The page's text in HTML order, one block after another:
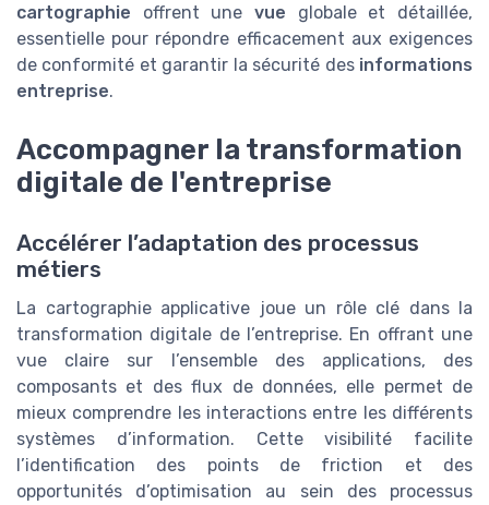
cartographie offrent une vue globale et détaillée,
essentielle pour répondre efficacement aux exigences
de conformité et garantir la sécurité des informations
entreprise.
Accompagner la transformation
digitale de l'entreprise
Accélérer l’adaptation des processus
métiers
La cartographie applicative joue un rôle clé dans la
transformation digitale de l’entreprise. En offrant une
vue claire sur l’ensemble des applications, des
composants et des flux de données, elle permet de
mieux comprendre les interactions entre les différents
systèmes d’information. Cette visibilité facilite
l’identification des points de friction et des
opportunités d’optimisation au sein des processus